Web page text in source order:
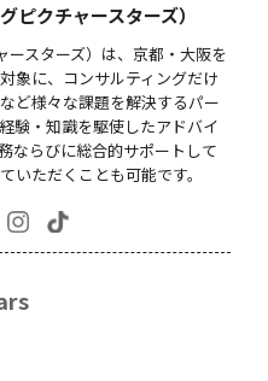
クチャースターズ）
スターズ）は、京都・大阪を
象に、コンサルティングだけ
ど様々な課題を解決するパー
験・知識を駆使したアドバイ
ならびに総合的サポートして
いただくことも可能です。